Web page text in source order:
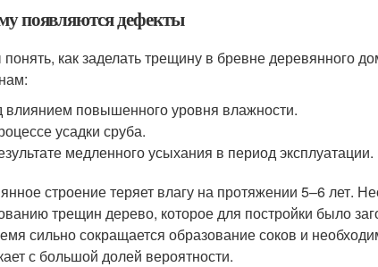
появляются дефекты
как заделать трещину в бревне деревянного
влиянием повышенного уровня влажности.
усадки сруба.
медленного усыхания в период эксплуатации.
строение теряет влагу на протяжении 5–6 лет.
трещин дерево, которое для постройки было
сильно сокращается образование соков и
с большой долей вероятности.